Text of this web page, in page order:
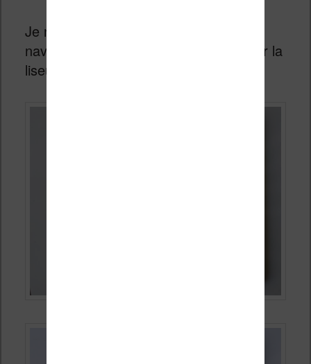
Je n’ai pas rencontré de difficulté pour
naviguer dans les menus et paramétrer la
liseuse à ma convenance.